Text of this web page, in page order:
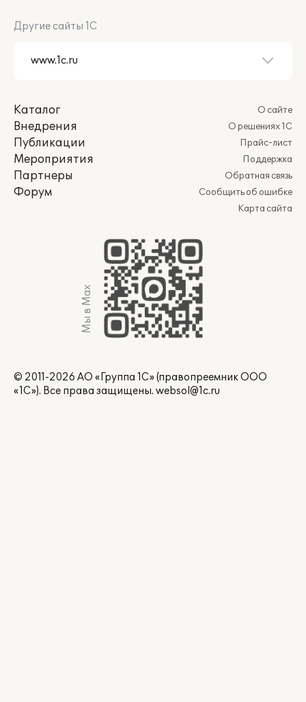
Другие сайты 1С
Каталог
Внедрения
Публикации
Мероприятия
Партнеры
Форум
О сайте
О решениях 1С
Прайс-лист
Поддержка
Обратная связь
Сообщить об ошибке
Карта сайта
Мы в Max
© 2011-2026 АО «Группа 1С» (правопреемник ООО
«1С»). Все права защищены. websol@1c.ru